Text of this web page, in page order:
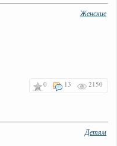
Женские
0 13 2150
Детям